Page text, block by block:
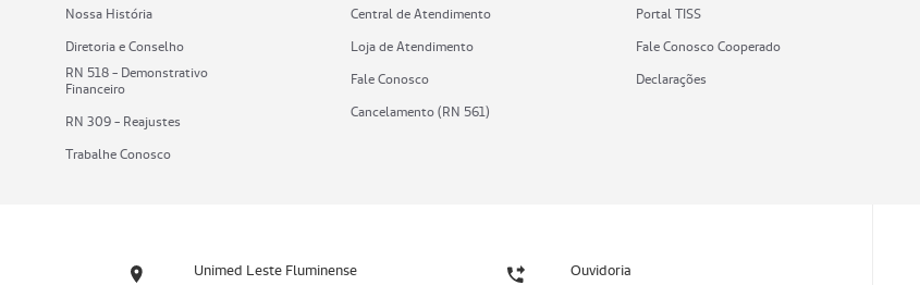
Nossa História
Diretoria e Conselho
RN 518 - Demonstrativo
Financeiro
RN 309 - Reajustes
Trabalhe Conosco
Central de Atendimento
Loja de Atendimento
Fale Conosco
Cancelamento (RN 561)
Portal TISS
Fale Conosco Cooperado
Declarações
Unimed Leste Fluminense Ouvidoria